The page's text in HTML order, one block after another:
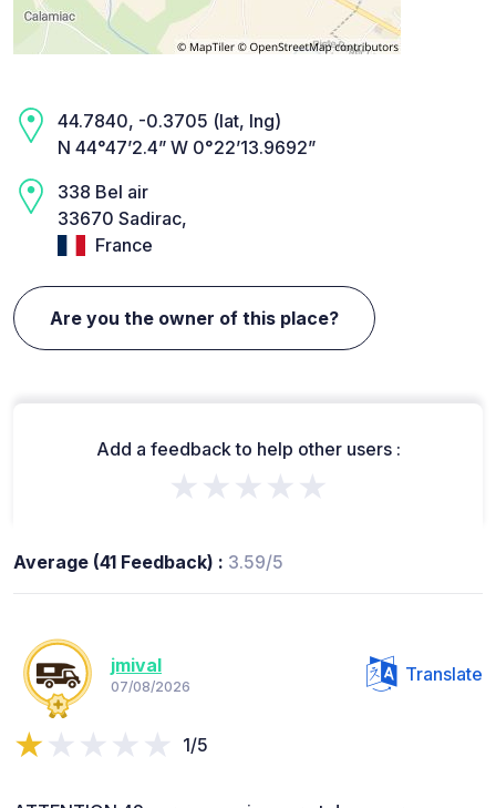
44.7840, -0.3705 (lat, lng)
N 44°47’2.4” W 0°22’13.9692”
338 Bel air
33670 Sadirac,
France
Are you the owner of this place?
Add a feedback to help other users :
★★★★★
Average (41 Feedback) : 3.59/5
jmival
07/08/2026
Translate
1/5